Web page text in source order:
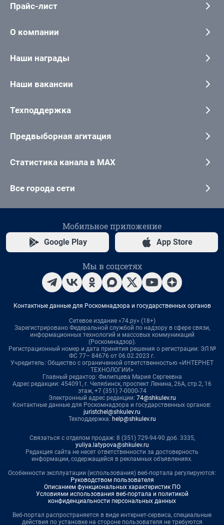
Прайс-лист
О компании
Наши награды
Наши вакансии
Техподдержка
Предвыборная агитация
Статистика канала в MAX
Все города сети
Мобильное приложение
Google Play App Store
Мы в соцсетях
Контактные данные для Роскомнадзора и государственных органов
Сетевое издание «74.ру» (18+)
Зарегистрировано Федеральной службой по надзору в сфере связи,
информационных технологий и массовых коммуникаций
(Роскомнадзор).
Регистрационный номер и дата принятия решения о регистрации: ЭЛ №
ФС 77– 84676 от 06.02.2023 г.
Учредитель: Общество с ограниченной ответственностью «ИНТЕРНЕТ
ТЕХНОЛОГИИ»
Главный редактор: Филипцева Мария Сергеевна
Адрес редакции: 454091, г. Челябинск, проспект Ленина, 26А, стр.2, 16
этаж, +7 (351) 7-0000-74
Электронный адрес редакции: 74@shkulev.ru
Контактные данные для Роскомнадзора и государственных органов:
juristchel@shkulev.ru
Техподдержка: help@shkulev.ru
Связаться с отделом продаж: 8 (351) 729-94-90 доб. 3335,
yuliya.latypova@shkulev.ru
Редакция сайта не несет ответственности за достоверность
информации, содержащейся в рекламных объявлениях.
Особенности эксплуатации (использования) веб-портала регулируются:
Руководством пользователя
Описанием функциональных характеристик ПО
Условиями использования веб-портала и политикой
конфиденциальности персональных данных
Веб-портал распространяется в виде интернет-сервиса, специальные
действия по установке на стороне пользователя не требуются